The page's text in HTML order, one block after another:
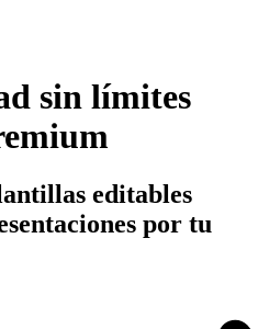
sin límites
editables
por tu